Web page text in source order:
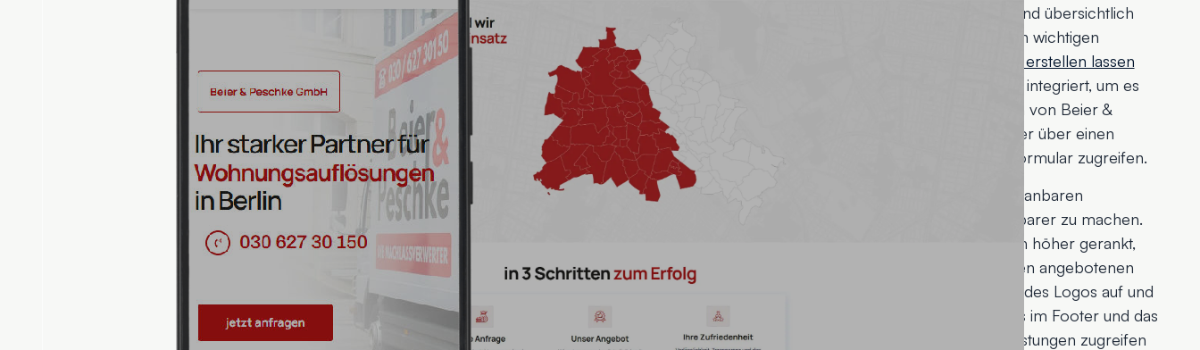
Webseite ist durch Dropdown-Menüs einfach navigierbar und übersichtlich
strukturiert und bietet so nutzerfreundlichen Zugang zu allen wichtigen
Information. Nach dem sich unser Kunde die neue
Website erstellen lassen
hat, haben wir das Anfrageformular direkt auf der Startseite integriert, um es
Besuchern noch einfacher zu machen, die Dienstleistungen von Beier &
Peschke in Anspruch zu nehmen. Außerdem können Nutzer über einen
Button in der unteren rechten Ecke immer direkt auf das Formular zugreifen.
Das Layout ist nun übersichtlicher und der Fokus liegt auf scanbaren
Informationen und Keyword-Einbindung, um die Seite sichtbarer zu machen.
So wird der Internetauftritt in den Suchmaschinen organisch höher gerankt,
besonders wenn Nutzer auf Berliner Bezirksebene nach den angebotenen
Dienstleistungen suchen. Die Farbgestaltung greift die Töne des Logos auf und
sorgt für Wiedererkennungswert. Durch die statischen Links im Footer und das
Dropdown-Menü können Besucher direkt auf alle Dienstleistungen zugreifen